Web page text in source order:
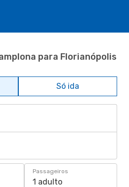
para Florianópolis
Só ida
Passageiros
1 adulto